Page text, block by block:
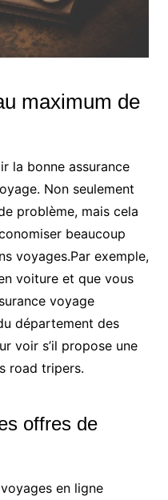
maximum de
la bonne assurance
Non seulement
problème, mais cela
beaucoup
voyages.Par exemple,
voiture et que vous
voyage
département des
voir s’il propose une
road tripers.
offres de
en ligne